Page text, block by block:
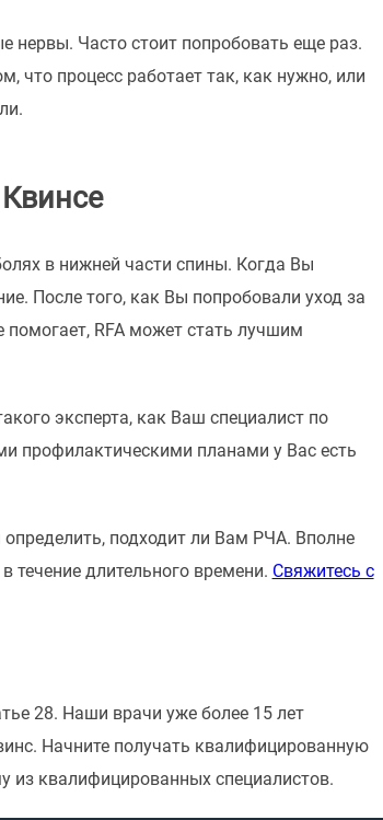
нервы. Часто стоит попробовать еще раз.
что процесс работает так, как нужно, или
в нижней части спины. Когда Вы
После того, как Вы попробовали уход за
помогает, RFA может стать лучшим
эксперта, как Ваш специалист по
профилактическими планами у Вас есть
подходит ли Вам РЧА. Вполне
длительного времени. Свяжитесь с
28. Наши врачи уже более 15 лет
Начните получать квалифицированную
из квалифицированных специалистов.